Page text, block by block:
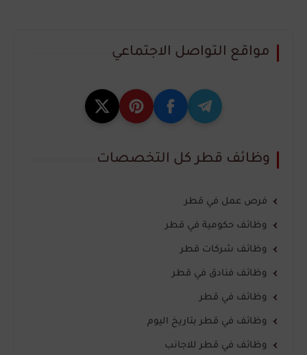
مواقع التواصل الاجتماعي
وظائف قطر كل التخصصات
فرص عمل في قطر
وظائف حكومية في قطر
وظائف شركات قطر
وظائف فنادق في قطر
وظائف في قطر
وظائف في قطر بتاريخ اليوم
وظائف في قطر للاجانب